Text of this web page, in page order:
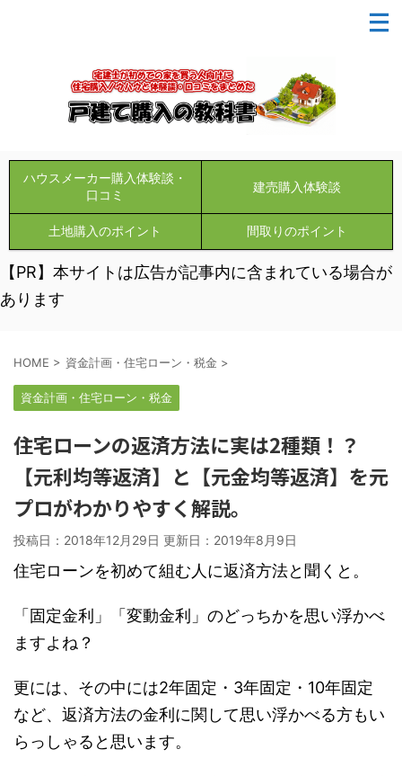
ハウスメーカー購入体験談・
口コミ
建売購入体験談
土地購入のポイント 間取りのポイント
【PR】本サイトは広告が記事内に含まれている場合が
あります
HOME > 資金計画・住宅ローン・税金 >
資金計画・住宅ローン・税金
住宅ローンの返済方法に実は2種類！？
【元利均等返済】と【元金均等返済】を元
プロがわかりやすく解説。
投稿日：2018年12月29日 更新日： 2019年8月9日
住宅ローンを初めて組む人に返済方法と聞くと。
「固定金利」「変動金利」のどっちかを思い浮かべ
ますよね？
更には、その中には2年固定・3年固定・10年固定
など、返済方法の金利に関して思い浮かべる方もい
らっしゃると思います。